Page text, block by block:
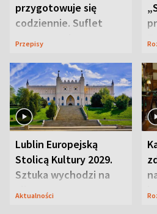
przygotowuje się
codziennie. Suflet
serowy zachwyca
Przepisy
Lublin Europejską
Stolicą Kultury 2029.
Sztuka wychodzi na
ulice
Aktualności
ją